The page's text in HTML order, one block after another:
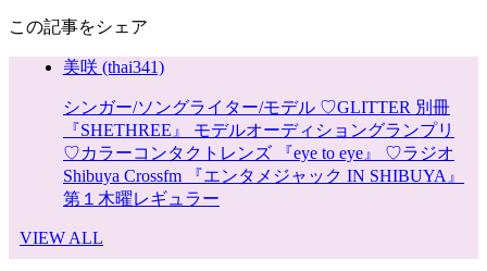
この記事をシェア
美咲 (thai341)
シンガー/ソングライター/モデル ♡GLITTER 別冊
『SHETHREE』 モデルオーディショングランプリ
♡カラーコンタクトレンズ 『eye to eye』 ♡ラジオ
Shibuya Crossfm 『エンタメジャック IN SHIBUYA』
第１木曜レギュラー
VIEW ALL